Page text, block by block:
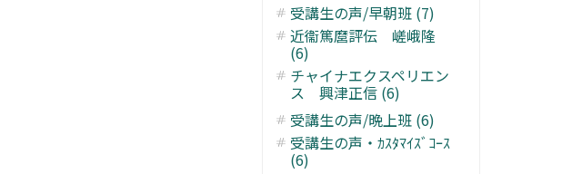
受講生の声/早朝班 (7)
近衞篤麿評伝 嵯峨隆
(6)
チャイナエクスペリエン
ス 興津正信 (6)
受講生の声/晩上班 (6)
受講生の声・ｶｽﾀﾏｲｽﾞｺｰｽ
(6)